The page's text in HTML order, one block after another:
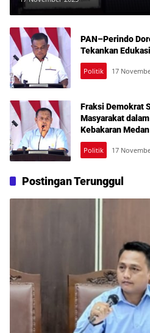
PAN–Perindo
Tekankan
Politik 17
Fraksi Demokrat
Masyarakat
Kebakaran Medan
Politik 17
Postingan Terunggul